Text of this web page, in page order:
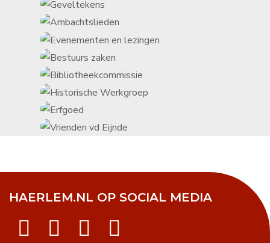
HAERLEM.NL OP SOCIAL MEDIA